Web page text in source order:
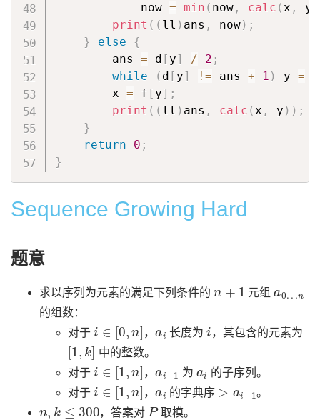
            now
= min ( now, calc (x , y
print ( ( ll ) ans , now) ;
}
else
{
        ans
= d [ y] / 2 ;
while
( d [ y] != ans + 1 ) y =
        x
= f [ y] ;
print ( ( ll ) ans , calc (x , y ) ) ;
}
return
0 ;
}
Sequence Growing Hard
题意
求以序列为元素的满足下列条件的 元组
的组数：
对于
i∈ 0,
， 长度为
i
，其包含的元素为
[1 k]
中的整数。
对于
i∈ 1,
， 为
的子序列。
对于
i∈ 1,
， 的字典序 。
k 300
，答案对
P
取模。